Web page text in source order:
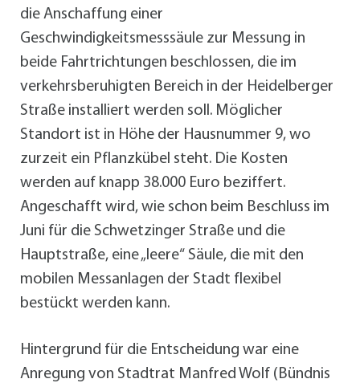
die Anschaffung einer
Geschwindigkeitsmesssäule zur Messung in
beide Fahrtrichtungen beschlossen, die im
verkehrsberuhigten Bereich in der Heidelberger
Straße installiert werden soll. Möglicher
Standort ist in Höhe der Hausnummer 9, wo
zurzeit ein Pflanzkübel steht. Die Kosten
werden auf knapp 38.000 Euro beziffert.
Angeschafft wird, wie schon beim Beschluss im
Juni für die Schwetzinger Straße und die
Hauptstraße, eine „leere“ Säule, die mit den
mobilen Messanlagen der Stadt flexibel
bestückt werden kann.
Hintergrund für die Entscheidung war eine
Anregung von Stadtrat Manfred Wolf (Bündnis